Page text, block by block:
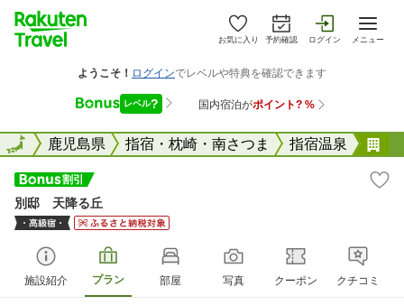
お気に入り 予約確認 ログイン メニュー
全国鹿児島県 指宿・枕崎・南さつま 指宿温泉
全国
別邸 天降る丘
施設紹介 プラン 部屋 写真 クーポン クチコミ